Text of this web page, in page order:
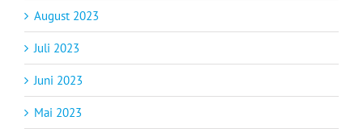
August 2023
Juli 2023
Juni 2023
Mai 2023